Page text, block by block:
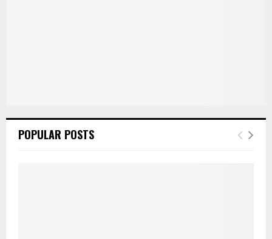
POPULAR POSTS